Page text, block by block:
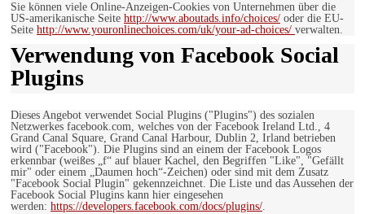
Sie können viele Online-Anzeigen-Cookies von Unternehmen über die
US-amerikanische Seite http://www.aboutads.info/choices/ oder die EU-
Seite http://www.youronlinechoices.com/uk/your-ad-choices/ verwalten.
Verwendung von Facebook Social
Plugins
Dieses Angebot verwendet Social Plugins ("Plugins") des sozialen
Netzwerkes facebook.com, welches von der Facebook Ireland Ltd., 4
Grand Canal Square, Grand Canal Harbour, Dublin 2, Irland betrieben
wird ("Facebook"). Die Plugins sind an einem der Facebook Logos
erkennbar (weißes „f“ auf blauer Kachel, den Begriffen "Like", "Gefällt
mir" oder einem „Daumen hoch“-Zeichen) oder sind mit dem Zusatz
"Facebook Social Plugin" gekennzeichnet. Die Liste und das Aussehen der
Facebook Social Plugins kann hier eingesehen
werden: https://developers.facebook.com/docs/plugins/.